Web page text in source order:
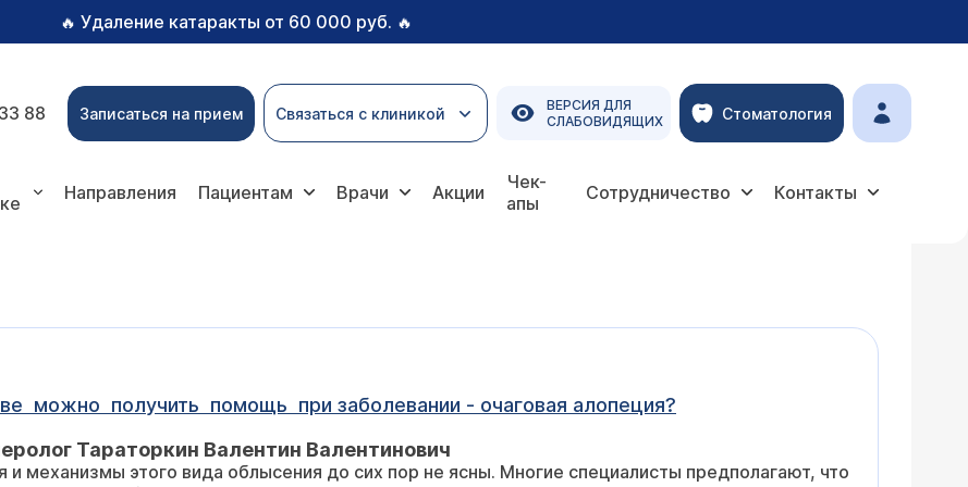
🔥 Удаление катаракты от 60 000 руб. 🔥
88 Записаться на прием Связаться с клиникой
ВЕРСИЯ ДЛЯ
СЛАБОВИДЯЩИХ
Стоматология
Направления Пациентам Врачи Акции
Чек-
апы
Сотрудничество Контакты
можно получить помощь при заболевании - очаговая алопеция?
Тараторкин Валентин Валентинович
и механизмы этого вида облысения до сих пор не ясны. Многие специалисты предполагают, что